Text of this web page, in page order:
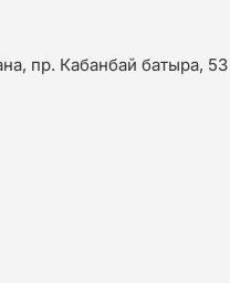
пр. Кабанбай батыра, 53